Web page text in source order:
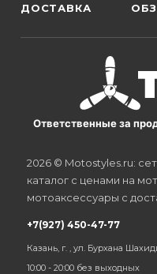
ДОСТАВКА
Ответственные за
2026 © Motostyles.ru:
каталог с ценами на
мотоаксессуары с
+7(927) 450-47-77
Казань, г. , ул. Бурхана
10:00 - 20:00 без выходных